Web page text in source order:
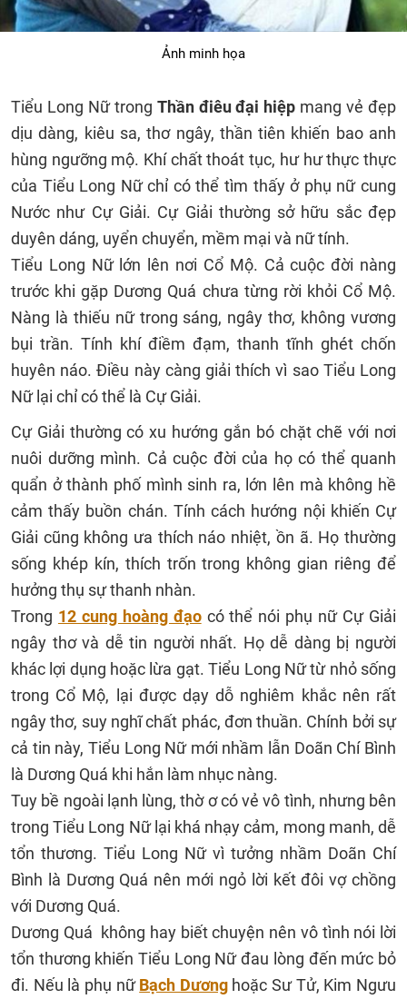
Ảnh minh họa
Tiểu Long Nữ trong Thần điêu đại hiệp mang vẻ đẹp
dịu dàng, kiêu sa, thơ ngây, thần tiên khiến bao anh
hùng ngưỡng mộ. Khí chất thoát tục, hư hư thực thực
của Tiểu Long Nữ chỉ có thể tìm thấy ở phụ nữ cung
Nước như Cự Giải. Cự Giải thường sở hữu sắc đẹp
duyên dáng, uyển chuyển, mềm mại và nữ tính.
Tiểu Long Nữ lớn lên nơi Cổ Mộ. Cả cuộc đời nàng
trước khi gặp Dương Quá chưa từng rời khỏi Cổ Mộ.
Nàng là thiếu nữ trong sáng, ngây thơ, không vương
bụi trần. Tính khí điềm đạm, thanh tĩnh ghét chốn
huyên náo. Điều này càng giải thích vì sao Tiểu Long
Nữ lại chỉ có thể là Cự Giải.
Cự Giải thường có xu hướng gắn bó chặt chẽ với nơi
nuôi dưỡng mình. Cả cuộc đời của họ có thể quanh
quẩn ở thành phố mình sinh ra, lớn lên mà không hề
cảm thấy buồn chán. Tính cách hướng nội khiến Cự
Giải cũng không ưa thích náo nhiệt, ồn ã. Họ thường
sống khép kín, thích trốn trong không gian riêng để
hưởng thụ sự thanh nhàn.
Trong 12 cung hoàng đạocó thể nói phụ nữ Cự Giải
ngây thơ và dễ tin người nhất. Họ dễ dàng bị người
khác lợi dụng hoặc lừa gạt. Tiểu Long Nữ từ nhỏ sống
trong Cổ Mộ, lại được dạy dỗ nghiêm khắc nên rất
ngây thơ, suy nghĩ chất phác, đơn thuần. Chính bởi sự
cả tin này, Tiểu Long Nữ mới nhầm lẫn Doãn Chí Bình
là Dương Quá khi hắn làm nhục nàng.
Tuy bề ngoài lạnh lùng, thờ ơ có vẻ vô tình, nhưng bên
trong Tiểu Long Nữ lại khá nhạy cảm, mong manh, dễ
tổn thương. Tiểu Long Nữ vì tưởng nhầm Doãn Chí
Bình là Dương Quá nên mới ngỏ lời kết đôi vợ chồng
với Dương Quá.
Dương Quá không hay biết chuyện nên vô tình nói lời
tổn thương khiến Tiểu Long Nữ đau lòng đến mức bỏ
đi. Nếu là phụ nữBạch Dươnghoặc Sư Tử, Kim Ngưu